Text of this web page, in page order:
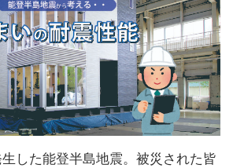
した能登半島地震。被災された皆